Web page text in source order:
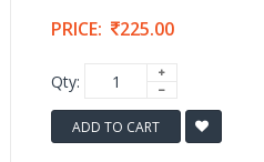
PRICE: 225.00
Qty:
ADD TO CART